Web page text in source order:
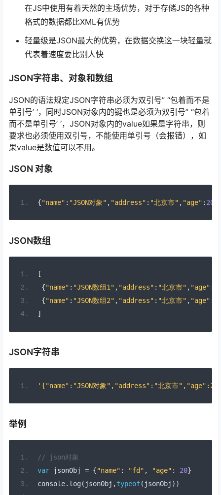
在JS中使⽤有着天然的主场优势，对于存储JS的各种
格式的数据都比XML有优势
轻量级是JSON最大的优势，在数据交换这⼀块轻量就
代表着速度要比别⼈快
JSON字符串、对象和数组
JSON的语法规定JSON字符串必须为双引号” “包着⽽不是
单引号’ ‘，同时JSON对象内的键也是必须为双引号” “包着
⽽不是单引号’ ‘，JSON对象内的value如果是字符串，则
要求也必须使用双引号，不能使用单引号（会报错），如
果value是数值可以不用。
JSON 对象
{"name" : "JSON对象" , "address" : "北京市" , "age" : 20
JSON数组
[
{"name" : "JSON数组1" , "address" : "北京市" , "age" :
{"name" : "JSON数组2" , "address" : "北京市" , "age" :
]
JSON字符串
'{"name":"JSON对象","address":"北京市
举例
// json对象
var jsonObj = {"name" : "fd" , "age" : 20}
console. log ( jsonObj ,typeof( jsonObj ))